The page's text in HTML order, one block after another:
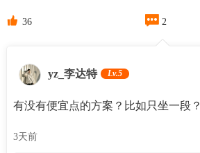
 36  2
yz_李达特 Lv.5
有没有便宜点的方案？比如只坐一段？
3天前